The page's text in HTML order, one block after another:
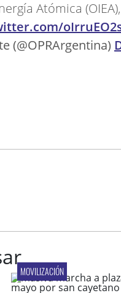
Atómica
(@OPRArgentina)
MOVILIZACIÓN